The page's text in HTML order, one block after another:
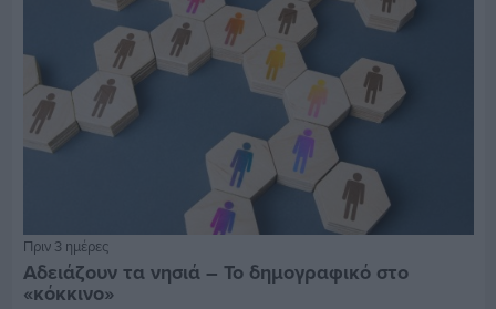
Πριν 3 ημέρες
Αδειάζουν τα νησιά – Το δημογραφικό στο
«κόκκινο»